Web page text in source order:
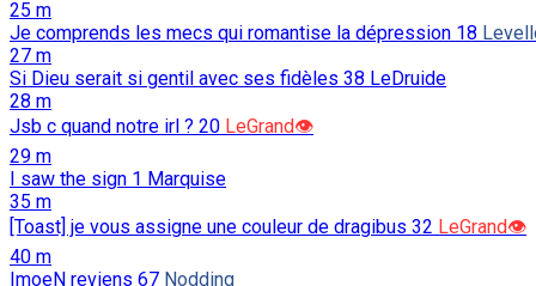
25 m
Je comprends les mecs qui romantise la dépression 18
27 m
Si Dieu serait si gentil avec ses fidèles 38 LeDruide
28 m
Jsb c quand notre irl ? 20 LeGrand👁️
29 m
I saw the sign 1 Marquise
35 m
[Toast] je vous assigne une couleur de dragibus 32 LeGrand👁️
40 m
ImoeN reviens 67 Nodding